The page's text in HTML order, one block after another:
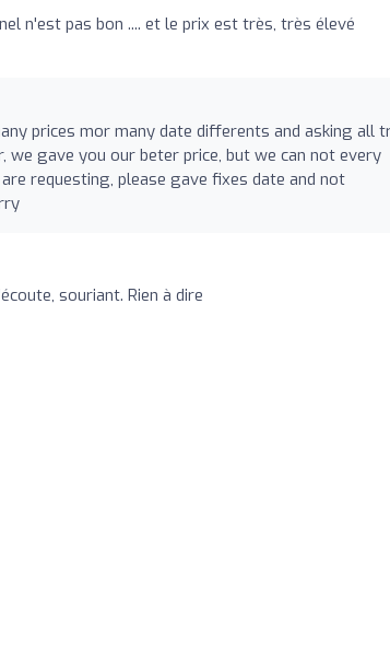
n'est pas bon .... et le prix est très, très élevé
prices mor many date differents and asking all
we gave you our beter price, but we can not every
requesting, please gave fixes date and not
souriant. Rien à dire